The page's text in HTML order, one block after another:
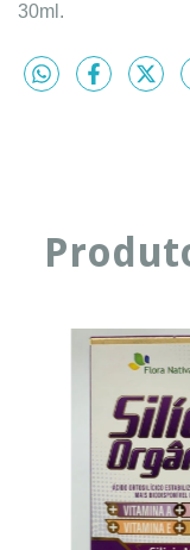
30ml.